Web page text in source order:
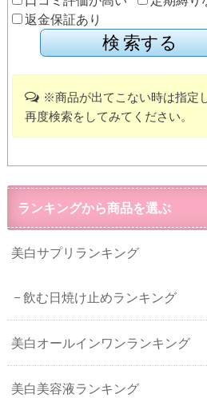
返金保証あり
※商品が出てこない時は指定
再度検索をしてみてください。
ランキングから商品を選ぶ
美白サプリランキング
飲む日焼け止めランキング
美白オールインワンランキング
美白美容液ランキング